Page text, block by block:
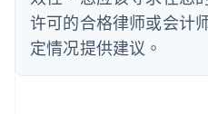
许可的合格律师或会计
定情况提供建议。
法国
FrançaisEnglish
芬兰
EnglishSvenska